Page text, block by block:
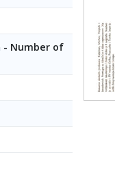
- Number of